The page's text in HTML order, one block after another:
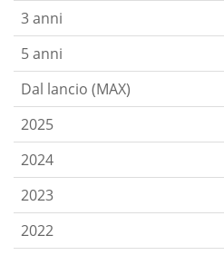
3 anni
5 anni
Dal lancio (MAX)
2025
2024
2023
2022